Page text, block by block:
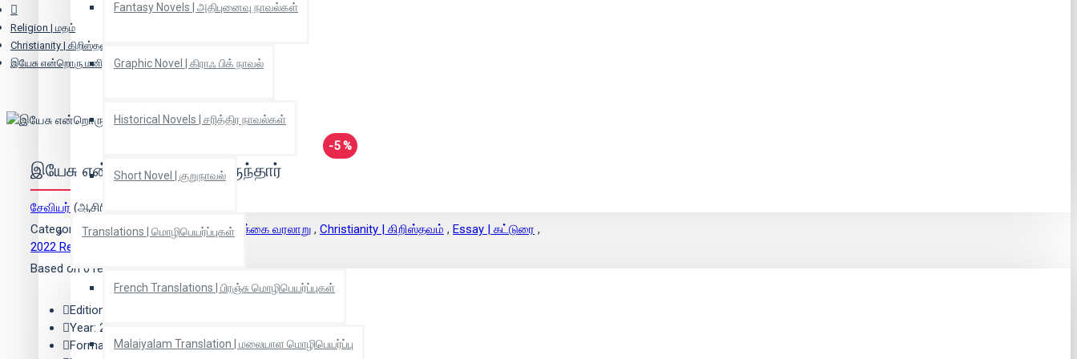
Fantasy Novels | அதிபுனைவு நாவல்கள்
Graphic Novel | கிராஃ பிக் நாவல்
Historical Novels | சரித்திர நாவல்கள்
Short Novel | குறுநாவல்
Translations | மொழிபெயர்ப்புகள்
French Translations | பிரஞ்சு மொழிபெயர்ப்புகள்
Malaiyalam Translation | மலையாள மொழிபெயர்ப்பு
Religion | மதம்
Christianity | கிறிஸ்தவம்
இயேசு என்றொரு மனிதர் இருந்தார்
-5 %
இயேசு என்றொரு மனிதர் இருந்தார்
சேவியர் (ஆசிரியர்)
Categories:Biography | சுயசரிதை & வாழ்க்கை வரலாறு , Christianity | கிறிஸ்தவம் , Essay | கட்டுரை ,
2022 Release
Based on 0 reviews.
Edition: 1
Year: 2022
Format: Paper Back